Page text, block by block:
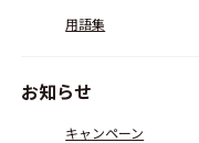
用語集
お知らせ
キャンペーン